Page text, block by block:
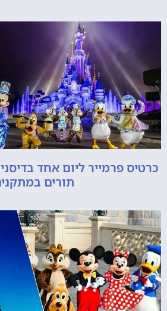
כרטיס פרמייר ליום אחד
תורים